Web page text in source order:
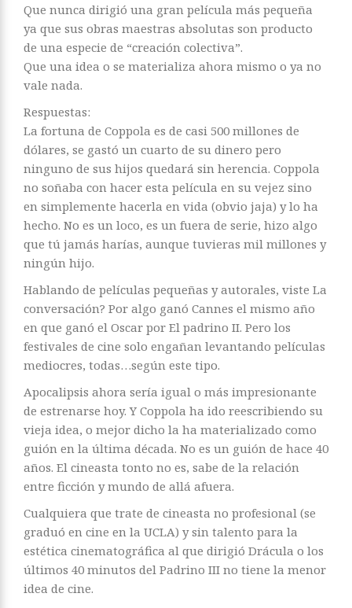
Que nunca dirigió una gran película más pequeña
ya que sus obras maestras absolutas son producto
de una especie de “creación colectiva”.
Que una idea o se materializa ahora mismo o ya no
vale nada.
Respuestas:
La fortuna de Coppola es de casi 500 millones de
dólares, se gastó un cuarto de su dinero pero
ninguno de sus hijos quedará sin herencia. Coppola
no soñaba con hacer esta película en su vejez sino
en simplemente hacerla en vida (obvio jaja) y lo ha
hecho. No es un loco, es un fuera de serie, hizo algo
que tú jamás harías, aunque tuvieras mil millones y
ningún hijo.
Hablando de películas pequeñas y autorales, viste La
conversación? Por algo ganó Cannes el mismo año
en que ganó el Oscar por El padrino II. Pero los
festivales de cine solo engañan levantando películas
mediocres, todas…según este tipo.
Apocalipsis ahora sería igual o más impresionante
de estrenarse hoy. Y Coppola ha ido reescribiendo su
vieja idea, o mejor dicho la ha materializado como
guión en la última década. No es un guión de hace 40
años. El cineasta tonto no es, sabe de la relación
entre ficción y mundo de allá afuera.
Cualquiera que trate de cineasta no profesional (se
graduó en cine en la UCLA) y sin talento para la
estética cinematográfica al que dirigió Drácula o los
últimos 40 minutos del Padrino III no tiene la menor
idea de cine.